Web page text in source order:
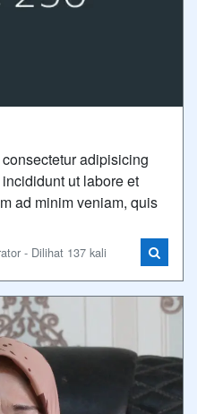
adipisicing
ut labore et
ad minim veniam, quis
- Dilihat 137 kali